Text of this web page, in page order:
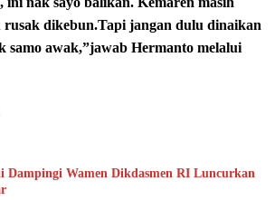
dikebun.Tapi jangan dulu dinaikan
samo awak,”jawab Hermanto melalui
Dampingi Wamen Dikdasmen RI Luncurkan